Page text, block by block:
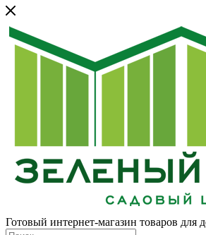
Готовый интернет-магазин товаров для